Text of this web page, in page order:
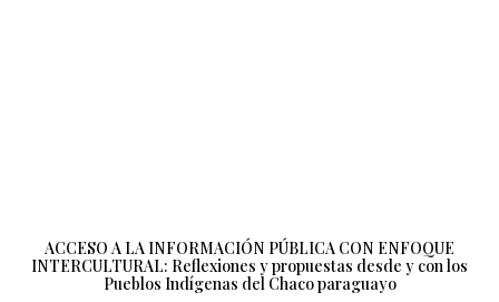
ACCESO A LA INFORMACIÓN PÚBLICA CON ENFOQUE
INTERCULTURAL: Reflexiones y propuestas desde y con los
Pueblos Indígenas del Chaco paraguayo